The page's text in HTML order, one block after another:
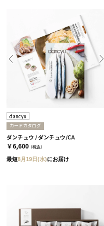
dancyu
カードカタログ
ダンチュウ / ダンチュウ/CA
￥6,600 （税込）
最短8月19日(水)にお届け